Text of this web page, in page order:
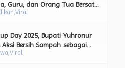
Viral
Guru, dan Orang Tua Bersatu
Viral
Day 2025, Bupati Yuhronur
Aksi Bersih Sampah sebagai
Strategis Pengurangan